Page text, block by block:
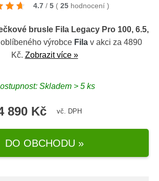
4.7 / 5 ( 25 hodnocení )
brusle Fila Legacy Pro 100, 6.5,
výrobce Fila v akci za 4890
Kč. Zobrazit více »
Skladem > 5 ks
890 Kč vč. DPH
DO OBCHODU »